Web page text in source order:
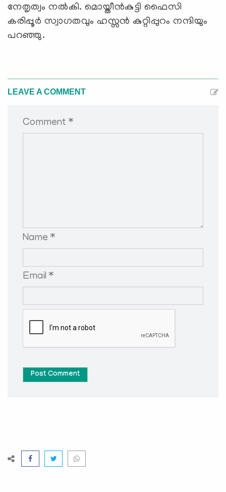
നേതൃത്വം നല്‍കി. മൊയ്തീന്‍കുട്ടി ഫൈസി
കരിപ്പൂര്‍ സ്വാഗതവും ഹസ്സന്‍ കുറ്റിപ്പുറം നന്ദിയും
പറഞ്ഞു.
LEAVE A COMMENT
Comment *
Name *
Email *
Post Comment